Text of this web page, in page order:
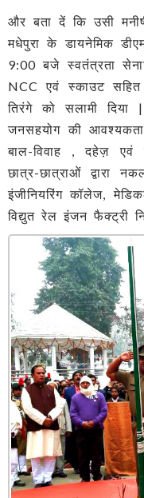
और बता दें कि उसी
मधेपुरा के डायनेमिक
9:00 बजे स्वतंत्रता
NCC एवं स्काउट
तिरंगे को सलामी दिया
जनसहयोग की
बाल-विवाह , दहेज़ एवं
छात्र-छात्राओं द्वारा
इंजीनियरिंग कॉलेज,
विद्युत रेल इंजन फैक्ट्री